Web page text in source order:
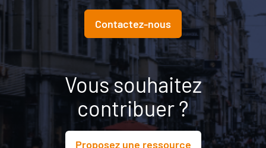
Contactez-nous
Vous souhaitez
contribuer ?
Proposez une ressource